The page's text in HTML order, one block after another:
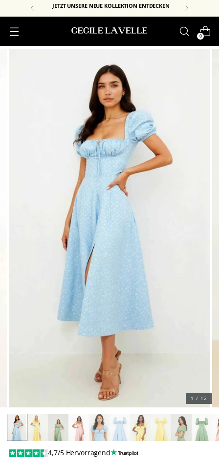
JETZT UNSERE NEUE KOLLEKTION ENTDECKEN
0
1 / 12
4,7/5 Hervorragend